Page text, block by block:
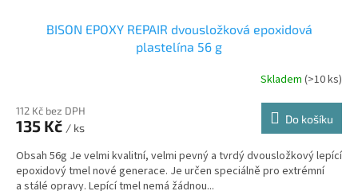
BISON EPOXY REPAIR dvousložková epoxidová
plastelína 56 g
Skladem (>10 ks)
112 Kč bez DPH
135 Kč / ks
Do košíku
Obsah 56g Je velmi kvalitní, velmi pevný a tvrdý dvousložkový lepící
epoxidový tmel nové generace. Je určen speciálně pro extrémní
a stálé opravy. Lepící tmel nemá žádnou...